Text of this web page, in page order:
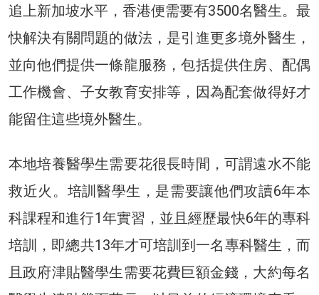
追上新加坡水平，香港便需要有3500名醫生。最
快解決有關問題的做法，是引進更多境外醫生，
並向他們提供一條龍服務，包括提供住房、配偶
工作機會、子女教育安排等，因為配套做得好才
能留住這些境外醫生。
本地培養醫學生需要花很長時間，可謂遠水不能
救近火。培訓醫學生，是需要讓他們攻讀6年本
科課程和進行1年實習，並且經歷最快6年的專科
培訓，即總共13年才可培訓到一名專科醫生，而
且政府津貼醫學生需要花費巨額金錢，大約每名